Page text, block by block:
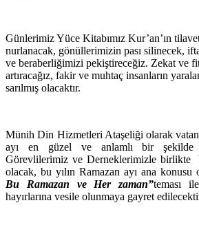
Günlerimiz Yüce Kitabımız Kur’an’ın
nurlanacak, gönüllerimizin pası silinecek,
ve beraberliğimizi pekiştireceğiz. Zekat ve
artıracağız, fakir ve muhtaç insanların
sarılmış olacaktır.
Münih Din Hizmetleri Ataşeliği olarak
ayı en güzel ve anlamlı bir
Görevlilerimiz ve Derneklerimizle birlikte
olacak, bu yılın Ramazan ayı ana konusu
Bu Ramazan ve Her zaman”teması
hayırlarına vesile olunmaya gayret